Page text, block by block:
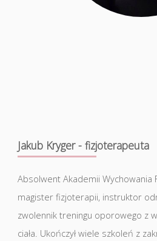
Jakub Kryger - fizjoterapeuta
Absolwent Akademii Wychowania
magister fizjoterapii, instruktor
zwolennik treningu oporowego z
ciała. Ukończył wiele szkoleń z